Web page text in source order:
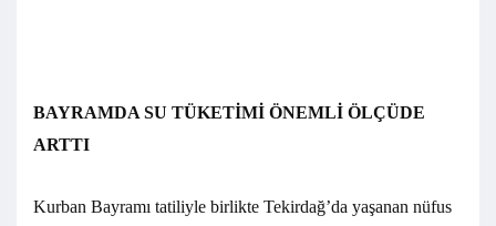
BAYRAMDA SU TÜKETİMİ ÖNEMLİ ÖLÇÜDE
ARTTI
Kurban Bayramı tatiliyle birlikte Tekirdağ’da yaşanan nüfus